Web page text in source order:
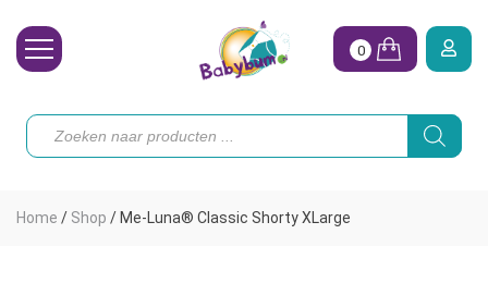
Toebehoren
0
Producten
zoeken
Home / Shop / Me-Luna® Classic Shorty XLarge